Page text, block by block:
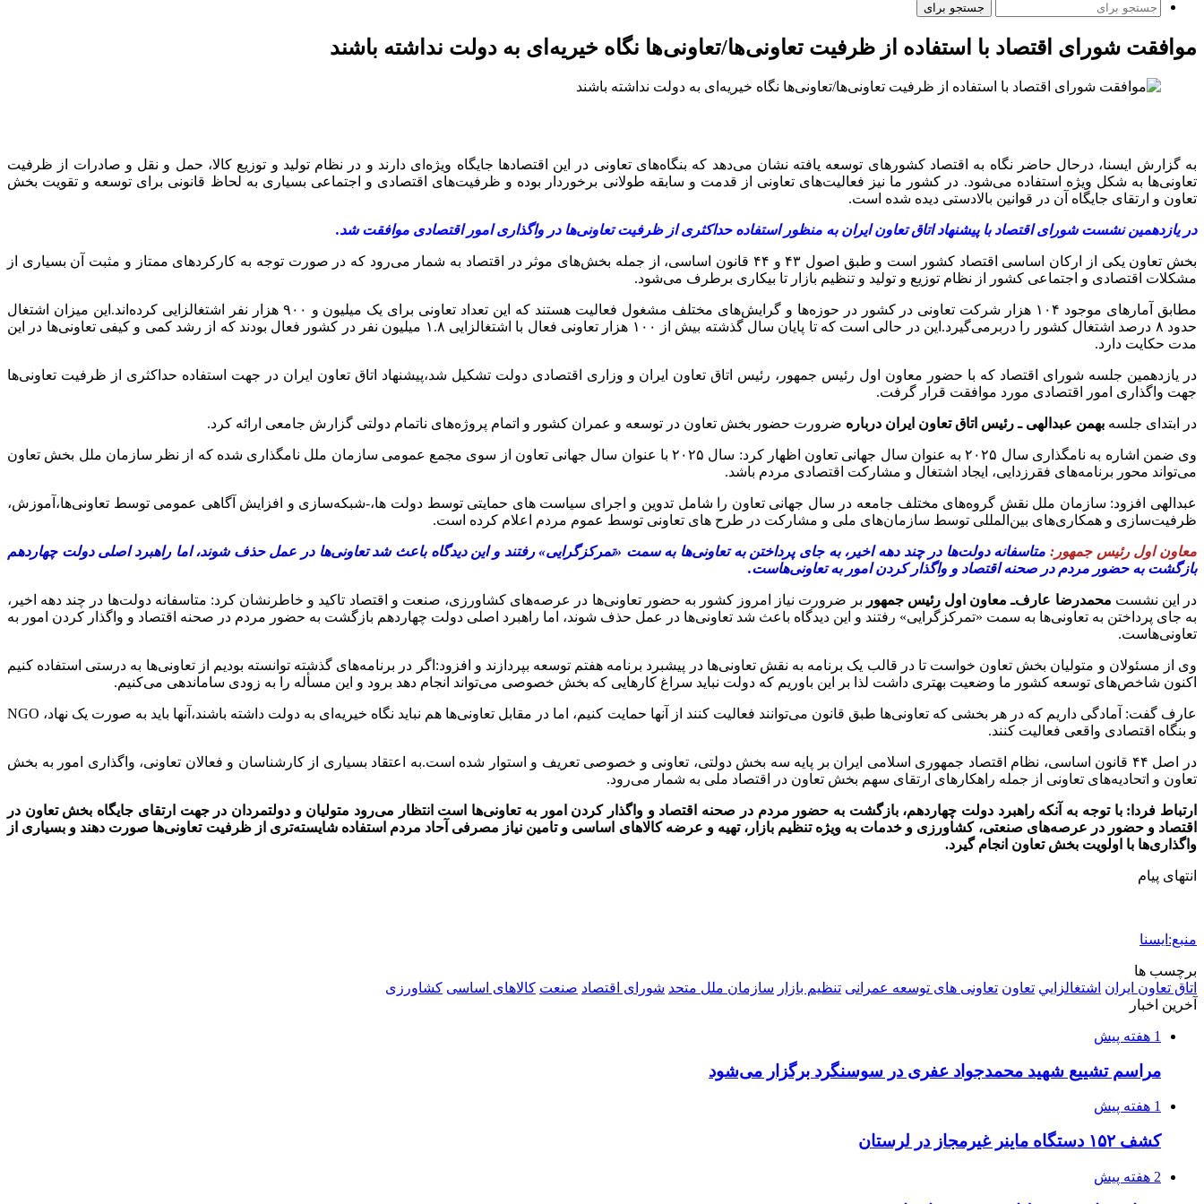
جستجو برای
موافقت شورای اقتصاد با استفاده از ظرفیت تعاونی‌ها/تعاونی‌ها نگاه خیریه‌ای به دولت نداشته باشند
به گزارش ایسنا، درحال حاضر نگاه به اقتصاد کشورهای توسعه یافته نشان می‌دهد که بنگاه‌های تعاونی‌ در این اقتصادها جایگاه ویژه‌ای دارند و در نظام تولید و توزیع کالا، حمل و نقل و صادرات از ظرفیت
تعاونی‌ها به شکل ویژه استفاده می‌شود. در کشور ما نیز فعالیت‌های تعاونی از قدمت و سابقه طولانی برخوردار بوده و ظرفیت‌های اقتصادی و اجتماعی بسیاری به لحاظ قانونی برای توسعه و تقویت بخش
تعاون و ارتقای جایگاه آن در قوانین بالادستی دیده شده است.
در یازدهمین نشست شورای اقتصاد با پیشنهاد اتاق تعاون ایران به منظور استفاده حداکثری از ظرفیت تعاونی‌ها در واگذاری امور اقتصادی موافقت شد.
بخش تعاون یکی از ارکان اساسی اقتصاد کشور است و طبق اصول ۴۳ و ۴۴ قانون اساسی، از جمله بخش‌های موثر در اقتصاد به شمار می‌رود که در صورت توجه به کارکردهای ممتاز و مثبت آن بسیاری از
مشکلات اقتصادی و اجتماعی کشور از نظام توزیع و تولید و تنظیم بازار تا بیکاری برطرف می‌شود.
مطابق آمارهای موجود ۱۰۴ هزار شرکت تعاونی در کشور در حوزه‌ها و گرایش‌های مختلف مشغول فعالیت هستند که این تعداد تعاونی برای یک میلیون و ۹۰۰ هزار نفر اشتغالزایی کرده‌اند.این میزان اشتغال
حدود ۸ درصد اشتغال کشور را دربرمی‌گیرد.این در حالی است که تا پایان سال گذشته بیش از ۱۰۰ هزار تعاونی فعال با اشتغالزایی ۱.۸ میلیون نفر در کشور فعال بودند که از رشد کمی و کیفی تعاونی‌ها در این
مدت حکایت دارد.
در یازدهمین جلسه شورای اقتصاد که با حضور معاون اول رئیس جمهور، رئیس اتاق تعاون ایران و وزاری اقتصادی دولت تشکیل شد،پیشنهاد اتاق تعاون ایران در جهت استفاده حداکثری از ظرفیت تعاونی‌ها
جهت واگذاری امور اقتصادی مورد موافقت قرار گرفت.
در ابتدای جلسه بهمن عبدالهی ـ رئیس اتاق تعاون ایران درباره ضرورت حضور بخش تعاون در توسعه و عمران کشور و اتمام پروژه‌های ناتمام دولتی گزارش جامعی ارائه کرد.
وی ضمن اشاره به نامگذاری سال ۲۰۲۵ به عنوان سال جهانی تعاون اظهار کرد: سال ۲۰۲۵ با عنوان سال جهانی تعاون از سوی مجمع عمومی سازمان ملل نامگذاری شده که از نظر سازمان ملل بخش تعاون
می‌تواند محور برنامه‌های فقرزدایی، ایجاد اشتغال و مشارکت اقتصادی مردم باشد.
عبدالهی افزود: سازمان ملل نقش گروه‌های مختلف جامعه در سال جهانی تعاون را شامل تدوین و اجرای سیاست های حمایتی توسط دولت ها،-شبکه‌سازی و افزایش آگاهی عمومی توسط تعاونی‌ها،آموزش،
ظرفیت‌سازی و همکاری‌های بین‌المللی توسط سازمان‌های ملی و مشارکت در طرح های تعاونی توسط عموم مردم اعلام کرده است.
معاون اول رئیس جمهور: متاسفانه دولت‌ها در چند دهه اخیر، به جای پرداختن به تعاونی‌ها به سمت «تمرکزگرایی» رفتند و این دیدگاه باعث شد تعاونی‌ها در عمل حذف شوند، اما راهبرد اصلی دولت چهاردهم
بازگشت به حضور مردم در صحنه اقتصاد و واگذار کردن امور به تعاونی‌هاست.
در این نشست محمدرضا عارف‌ـ معاون اول رئیس جمهور بر ضرورت نیاز امروز کشور به حضور تعاونی‌ها در عرصه‌های کشاورزی، صنعت و اقتصاد تاکید و خاطرنشان کرد: متاسفانه دولت‌ها در چند دهه اخیر،
به جای پرداختن به تعاونی‌ها به سمت «تمرکزگرایی» رفتند و این دیدگاه باعث شد تعاونی‌ها در عمل حذف شوند، اما راهبرد اصلی دولت چهاردهم بازگشت به حضور مردم در صحنه اقتصاد و واگذار کردن امور به
تعاونی‌هاست.
وی از مسئولان و متولیان بخش تعاون خواست تا در قالب یک برنامه به نقش تعاونی‌ها در پیشبرد برنامه هفتم توسعه بپردازند و افزود:اگر در برنامه‌های گذشته توانسته بودیم از تعاونی‌ها به درستی استفاده کنیم
اکنون شاخص‌های توسعه کشور ما وضعیت بهتری داشت لذا بر این باوریم که دولت نباید سراغ کارهایی که بخش خصوصی می‌تواند انجام دهد برود و این مسأله را به زودی ساماندهی می‌کنیم.
عارف گفت: آمادگی داریم که در هر بخشی که تعاونی‌ها طبق قانون می‌توانند فعالیت کنند از آنها حمایت کنیم، اما در مقابل تعاونی‌ها هم نباید نگاه خیریه‌ای به دولت داشته باشند،آنها باید به صورت یک نهاد، NGO
و بنگاه اقتصادی واقعی فعالیت کنند.
در اصل ۴۴ قانون اساسی، نظام اقتصاد جمهوری اسلامی ایران بر پایه سه بخش دولتی، تعاونی و خصوصی تعریف و استوار شده است.به اعتقاد بسیاری از کارشناسان و فعالان تعاونی، واگذاری‌ امور به بخش
تعاون و اتحادیه‌های تعاونی از جمله راهکارهای ارتقای سهم بخش تعاون در اقتصاد ملی به شمار می‌رود.
ارتباط فردا: با توجه به آنکه راهبرد دولت چهاردهم‌، بازگشت به حضور مردم در صحنه اقتصاد و واگذار کردن امور به تعاونی‌ها است انتظار می‌رود متولیان و دولتمردان در جهت ارتقای جایگاه بخش تعاون در
اقتصاد و حضور در عرصه‌های صنعتی، کشاورزی و خدمات به ویژه تنظیم بازار، تهیه و عرضه کالاهای اساسی و تامین نیاز مصرفی آحاد مردم استفاده شایسته‌تری از ظرفیت تعاونی‌ها صورت دهند و بسیاری از
واگذاری‌ها با اولویت بخش تعاون انجام گیرد.
انتهای پیام
منبع:ایسنا
برچسب ها
اتاق تعاون ایران اشتغالزايي تعاون تعاونی های توسعه عمرانی تنظیم بازار سازمان ملل متحد شورای اقتصاد صنعت کالاهای اساسی کشاورزی
آخرین اخبار
1 هفته پیش
مراسم تشییع شهید محمدجواد عفری در سوسنگرد برگزار می‌شود
1 هفته پیش
کشف ۱۵۲ دستگاه ماینر غیرمجاز در لرستان
2 هفته پیش